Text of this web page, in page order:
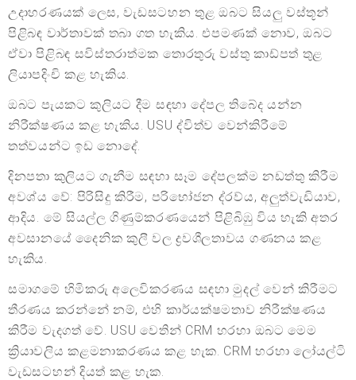
උදාහරණයක් ලෙස, වැඩසටහන තුළ ඔබට සියලු වස්තූන්
පිළිබඳ වාර්තාවක් තබා ගත හැකිය. එපමණක් නොව, ඔබට
ඒවා පිළිබඳ සවිස්තරාත්මක තොරතුරු වස්තු කාඩ්පත් තුළ
ලියාපදිංචි කළ හැකිය.
ඔබට පැයකට කුලියට දීම සඳහා දේපල තිබේද යන්න
නිරීක්ෂණය කළ හැකිය. USU ද්විත්ව වෙන්කිරීමේ
තත්වයන්ට ඉඩ නොදේ.
දිනපතා කුලියට ගැනීම සඳහා සෑම දේපලක්ම නඩත්තු කිරීම
අවශ්ය වේ: පිරිසිදු කිරීම, පරිභෝජන ද්රව්ය, අලුත්වැඩියාව,
ආදිය. මේ සියල්ල ගිණුම්කරණයෙන් පිළිබිඹු විය හැකි අතර
අවසානයේ දෛනික කුලී වල ද්‍රවශීලතාවය ගණනය කළ
හැකිය.
සමාගමේ හිමිකරු අලෙවිකරණය සඳහා මුදල් වෙන් කිරීමට
තීරණය කරන්නේ නම්, එහි කාර්යක්ෂමතාව නිරීක්ෂණය
කිරීම වැදගත් වේ. USU වෙතින් CRM හරහා ඔබට මෙම
ක්‍රියාවලිය කළමනාකරණය කළ හැක. CRM හරහා ලෝයල්ටි
වැඩසටහන් දියත් කළ හැක.